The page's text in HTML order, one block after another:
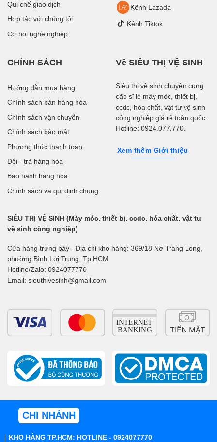
Qui chế giao dịch
Hợp tác với chúng tôi
Cơ hội nghề nghiệp
Kênh Lazada
Kênh Tiktok
CHÍNH SÁCH
Hướng dẫn mua hàng
Chính sách bán hàng hóa
Chính sách vận chuyển
Chính sách bảo mật
Phương thức thanh toán
Đổi - trả hàng hóa
Bảo hành hàng hóa
Chính sách và qui định chung
Về SIÊU THỊ VỆ SINH
Siêu thị vệ sinh chuyên cung
cấp sỉ lẻ máy móc, thiết bị,
ccdc, hóa chất, vật tư vệ sinh
công nghiệp giá rẻ toàn quốc.
Hotline: 0924.077.770.
Xem thêm Giới thiệu
SIÊU THỊ VỆ SINH (Máy móc, thiết bị, ccdc, hóa chất, vật tư
vệ sinh công nghiệp)
Cửa hàng trưng bày - Địa chỉ kho hàng: 369/18 Nơ Trang Long,
phường Bình Lợi Trung, Tp.HCM
Hotline/Zalo: 0924077770
Email: sieuthivesinh@gmail.com
CHI NHÁNH
KHO HÀNG TP.HCM: HOTLINE - 0924077770